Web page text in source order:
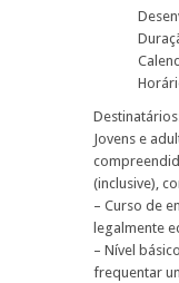
Jovens e
(inclusive),
– Curso de
legalmente
– Nível
frequentar